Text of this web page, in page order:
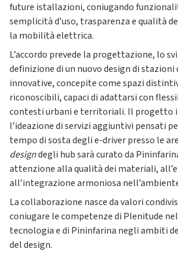
future istallazioni, coniugando
semplicità d’uso, trasparenza e qualità
la mobilità elettrica.
L’accordo prevede la progettazione, lo
definizione di un nuovodesign di stazioni
innovative, concepite come spazi
riconoscibili, capaci di adattarsi con
contesti urbani e territoriali. Il progetto
l’ideazione di servizi aggiuntivi pensati
tempo di sosta degli e-driver presso le
designdegli hub sarà curato da
attenzione alla qualità dei materiali,
all’integrazione armoniosa
La collaborazione nasce da valori
coniugare le competenze di Plenitude
tecnologia e di Pininfarina negli ambiti
del design.